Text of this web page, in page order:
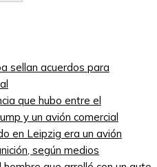
sellan acuerdos para
que hubo entre el
y un avión comercial
en Leipzig era un avión
según medios